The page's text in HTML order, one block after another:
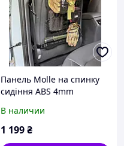
Панель Molle на спинку
сидіння ABS 4mm
В наличии
1 199₴